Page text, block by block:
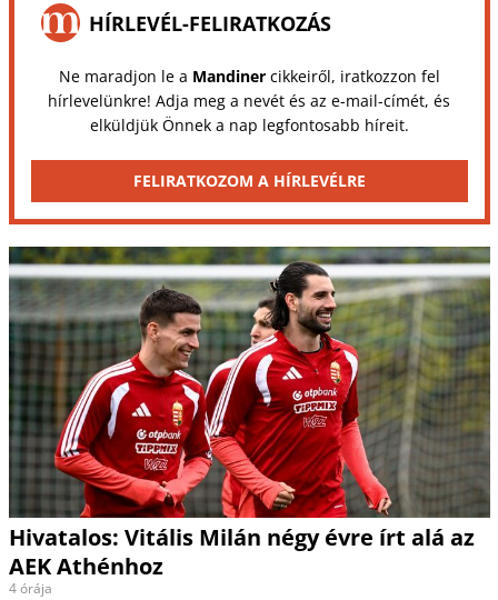
HÍRLEVÉL-FELIRATKOZÁS
Ne maradjon le a Mandinercikkeiről, iratkozzon fel
hírlevelünkre! Adja meg a nevét és az e-mail-címét, és
elküldjük Önnek a nap legfontosabb híreit.
FELIRATKOZOM A HÍRLEVÉLRE
Hivatalos: Vitális Milán négy évre írt alá az
AEK Athénhoz
4 órája